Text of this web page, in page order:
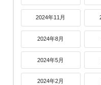
2024年11月
2024年8月
2024年5月
2024年2月